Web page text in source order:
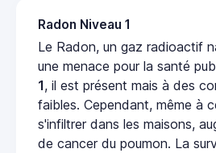
Radon Niveau 1
Le Radon, un gaz radioactif
une menace pour la santé
1, il est présent mais à des
faibles. Cependant, même à
s'infiltrer dans les maisons,
de cancer du poumon. La